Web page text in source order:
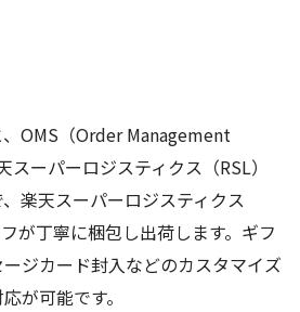
OMS（Order Management
ーパーロジスティクス（RSL）
楽天スーパーロジスティクス
が丁寧に梱包し出荷します。ギフ
ジカード封入などのカスタマイズ
が可能です。